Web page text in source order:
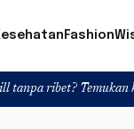
Fashion
Temukan kelas